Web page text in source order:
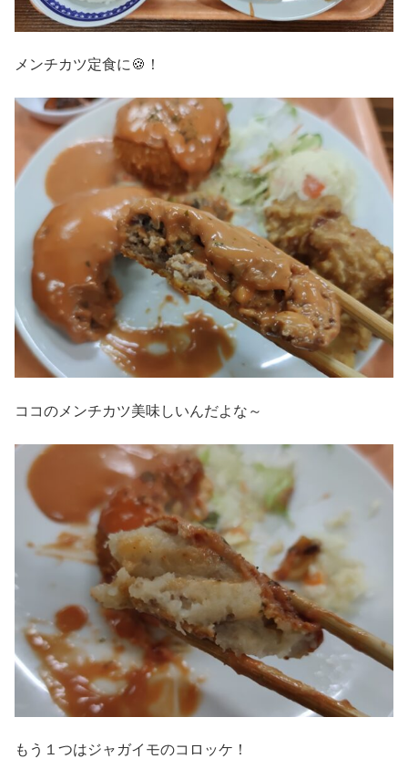
メンチカツ定食に🍪！
ココのメンチカツ美味しいんだよな～
もう１つはジャガイモのコロッケ！